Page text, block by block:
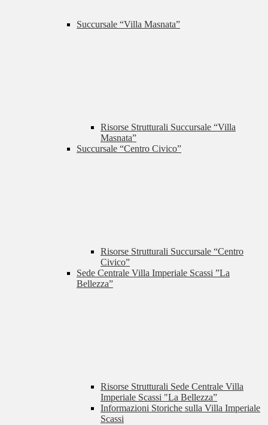
Succursale “Villa Masnata”
Risorse Strutturali Succursale “Villa
Masnata”
Succursale “Centro Civico”
Risorse Strutturali Succursale “Centro
Civico”
Sede Centrale Villa Imperiale Scassi ”La
Bellezza”
Risorse Strutturali Sede Centrale Villa
Imperiale Scassi "La Bellezza”
Informazioni Storiche sulla Villa Imperiale
Scassi